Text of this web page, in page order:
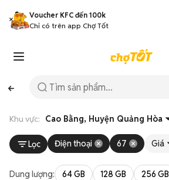
Voucher KFC đến 100k
Chỉ có trên app Chợ Tốt
Khu vực: Cao Bằng, Huyện Quảng Hòa
Lọc Điện thoại 67 Giá
Dung lượng: 64 GB 128 GB 256 GB